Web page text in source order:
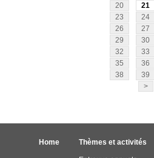
20
21
23
24
26
27
29
30
32
33
35
36
38
39
>
Home Thèmes et activités